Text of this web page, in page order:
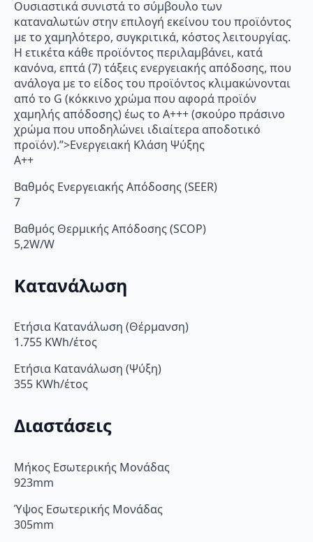
Ουσιαστικά συνιστά το σύμβουλο των
καταναλωτών στην επιλογή εκείνου του προϊόντος
με το χαμηλότερο, συγκριτικά, κόστος λειτουργίας.
Η ετικέτα κάθε προϊόντος περιλαμβάνει, κατά
κανόνα, επτά (7) τάξεις ενεργειακής απόδοσης, που
ανάλογα με το είδος του προϊόντος κλιμακώνονται
από το G (κόκκινο χρώμα που αφορά προϊόν
χαμηλής απόδοσης) έως το Α+++ (σκούρο πράσινο
χρώμα που υποδηλώνει ιδιαίτερα αποδοτικό
προϊόν).”>Ενεργειακή Κλάση Ψύξης
A++
Βαθμός Ενεργειακής Απόδοσης (SEER)
7
Βαθμός Θερμικής Απόδοσης (SCOP)
5,2W/W
Κατανάλωση
Ετήσια Κατανάλωση (Θέρμανση)
1.755 KWh/έτος
Ετήσια Κατανάλωση (Ψύξη)
355 KWh/έτος
Διαστάσεις
Μήκος Εσωτερικής Μονάδας
923mm
Ύψος Εσωτερικής Μονάδας
305mm